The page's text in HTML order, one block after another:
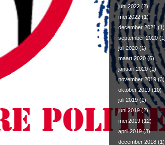
juni 2022(2)
mei 2022(1)
december 2021(1)
september 2020(1)
juli 2020(1)
maart 2020(6)
januari 2020(1)
november 2019(3)
oktober 2019(10)
juli 2019(1)
juni 2019(2)
mei 2019(12)
april 2019(3)
december 2018(1)